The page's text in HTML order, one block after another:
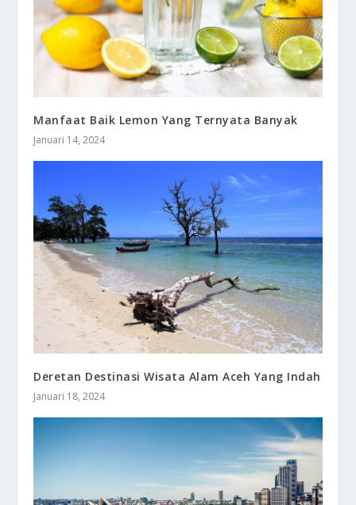
Manfaat Baik Lemon Yang Ternyata Banyak
Januari 14, 2024
Deretan Destinasi Wisata Alam Aceh Yang Indah
Januari 18, 2024